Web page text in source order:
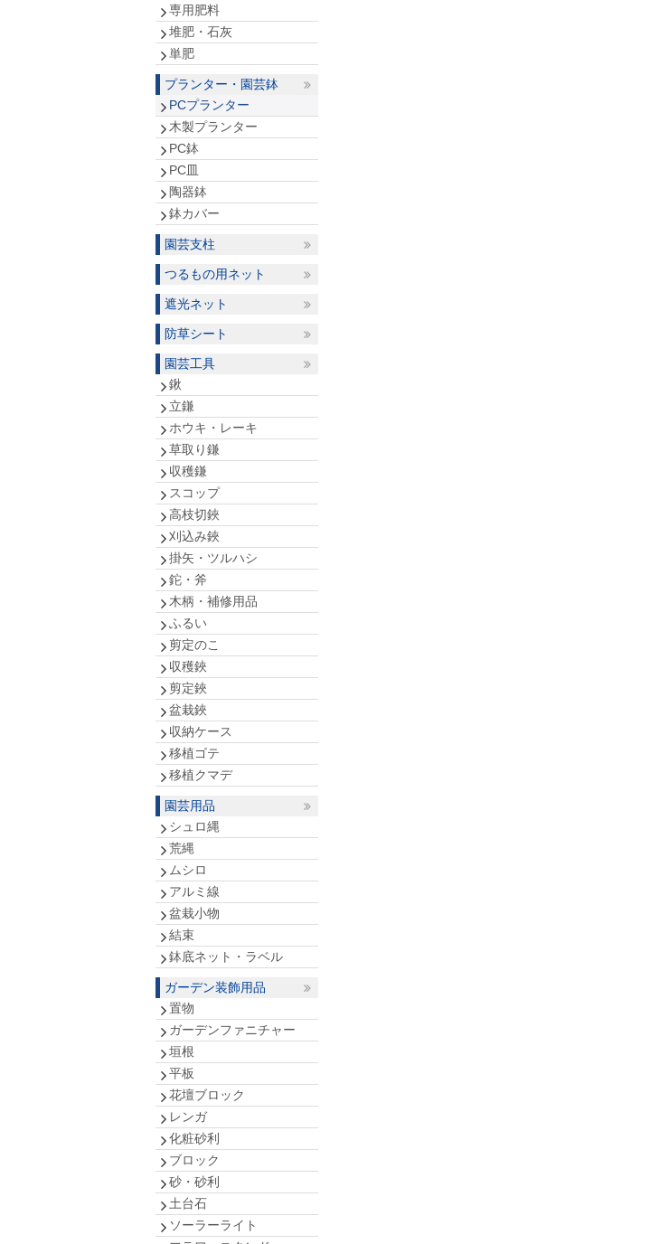
専用肥料
堆肥・石灰
単肥
プランター・園芸鉢
PCプランター
木製プランター
PC鉢
PC皿
陶器鉢
鉢カバー
園芸支柱
つるもの用ネット
遮光ネット
防草シート
園芸工具
鍬
立鎌
ホウキ・レーキ
草取り鎌
収穫鎌
スコップ
高枝切鋏
刈込み鋏
掛矢・ツルハシ
鉈・斧
木柄・補修用品
ふるい
剪定のこ
収穫鋏
剪定鋏
盆栽鋏
収納ケース
移植ゴテ
移植クマデ
園芸用品
シュロ縄
荒縄
ムシロ
アルミ線
盆栽小物
結束
鉢底ネット・ラベル
ガーデン装飾用品
置物
ガーデンファニチャー
垣根
平板
花壇ブロック
レンガ
化粧砂利
ブロック
砂・砂利
土台石
ソーラーライト